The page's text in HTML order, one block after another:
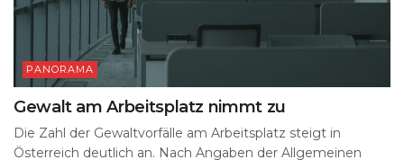
PANORAMA
Gewalt am Arbeitsplatz nimmt zu
Die Zahl der Gewaltvorfälle am Arbeitsplatz steigt in
Österreich deutlich an. Nach Angaben der Allgemeinen